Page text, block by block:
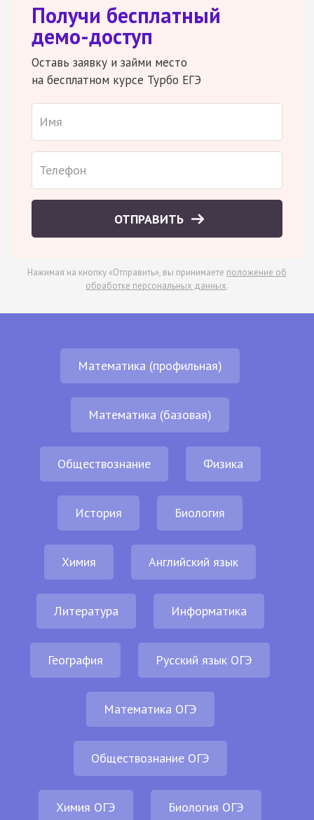
Получи бесплатный
демо-доступ
Оставь заявку и займи место
на бесплатном курсе Турбо ЕГЭ
ОТПРАВИТЬ
Нажимая на кнопку «Отправить», вы принимаете положение об
обработке персональных данных.
Математика (профильная)
Математика (базовая)
Обществознание Физика
История Биология
Химия Английский язык
Литература Информатика
География Русский язык ОГЭ
Математика ОГЭ
Обществознание ОГЭ
Химия ОГЭ Биология ОГЭ